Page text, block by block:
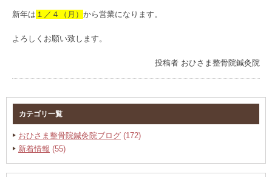
新年は １／４（月） から営業になります。
よろしくお願い致します。
投稿者 おひさま整骨院鍼灸院
カテゴリ一覧
おひさま整骨院鍼灸院ブログ (172)
新着情報 (55)